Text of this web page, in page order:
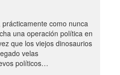
como nunca
una operación política en
que los viejos dinosaurios
velas
políticos…